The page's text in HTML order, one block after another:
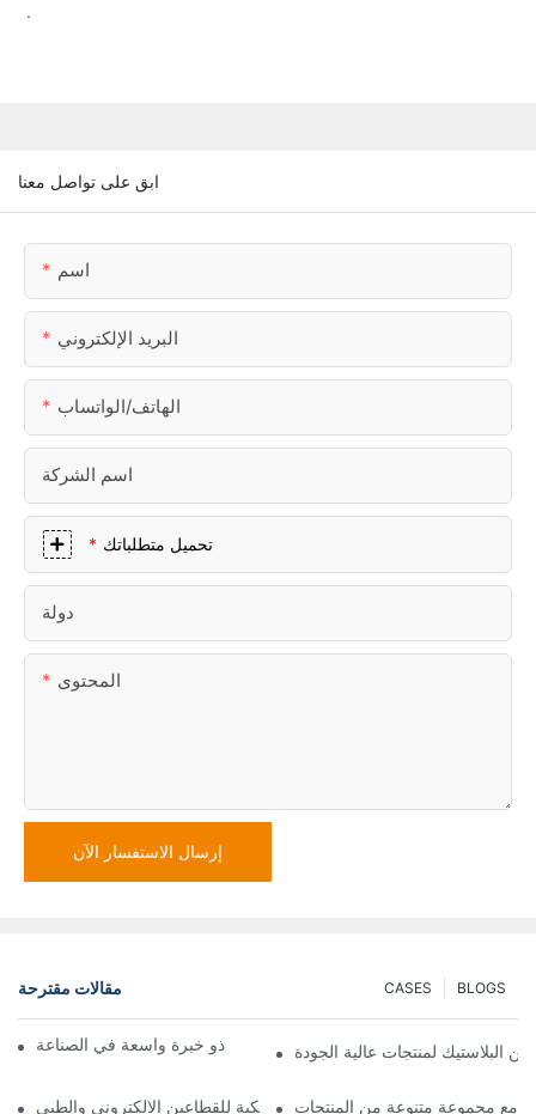
.
ابق على تواصل معنا
اسم
البريد الإلكتروني
الهاتف/الواتساب
اسم الشركة
تحميل متطلباتك
دولة
المحتوى
إرسال الاستفسار الآن
مقالات مقترحة BLOGS
CASES
مورد قوالب الحقن البلاستيكية ذو خبرة واسعة في الصناعة
البلاستيك لمنتجات عالية الجودة
أفضل مصنع للأجزاء البلاستيكية للقطاعين الإلكتروني والطبي
مع مجموعة متنوعة من المنتجات